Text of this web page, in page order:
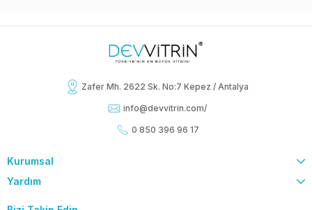
Zafer Mh. 2622 Sk. No:7 Kepez / Antalya
info@devvitrin.com/
0 850 396 96 17
Kurumsal
Yardım